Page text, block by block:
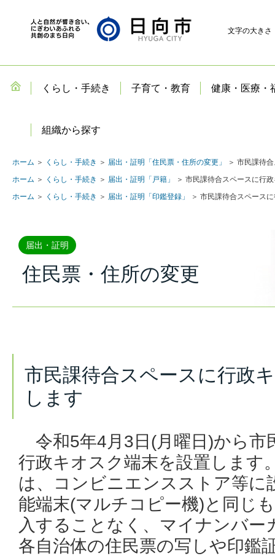
文字の大きさ
くらし・手続き 子育て・教育 健康・医療・
組織から探す
ホーム ＞ くらし・手続き ＞ 届出・証明「住民票・住所の変更」
＞ 市民課待
ホーム ＞ くらし・手続き ＞ 届出・証明「戸籍」
＞ 市民課待合スペースに行
ホーム ＞ くらし・手続き ＞ 届出・証明「印鑑登録」 ＞ 市民課待合スペース
届出・証明
住民票・住所の変更
市民課待合スペースに行政
します
令和5年4月3日(月曜日)から市
行政キオスク端末を設置します
は、コンビニエンスストア等に
能端末(マルチコピー機)と同じ
入することなく、マイナンバー
各自治体の住民票の写しや印鑑